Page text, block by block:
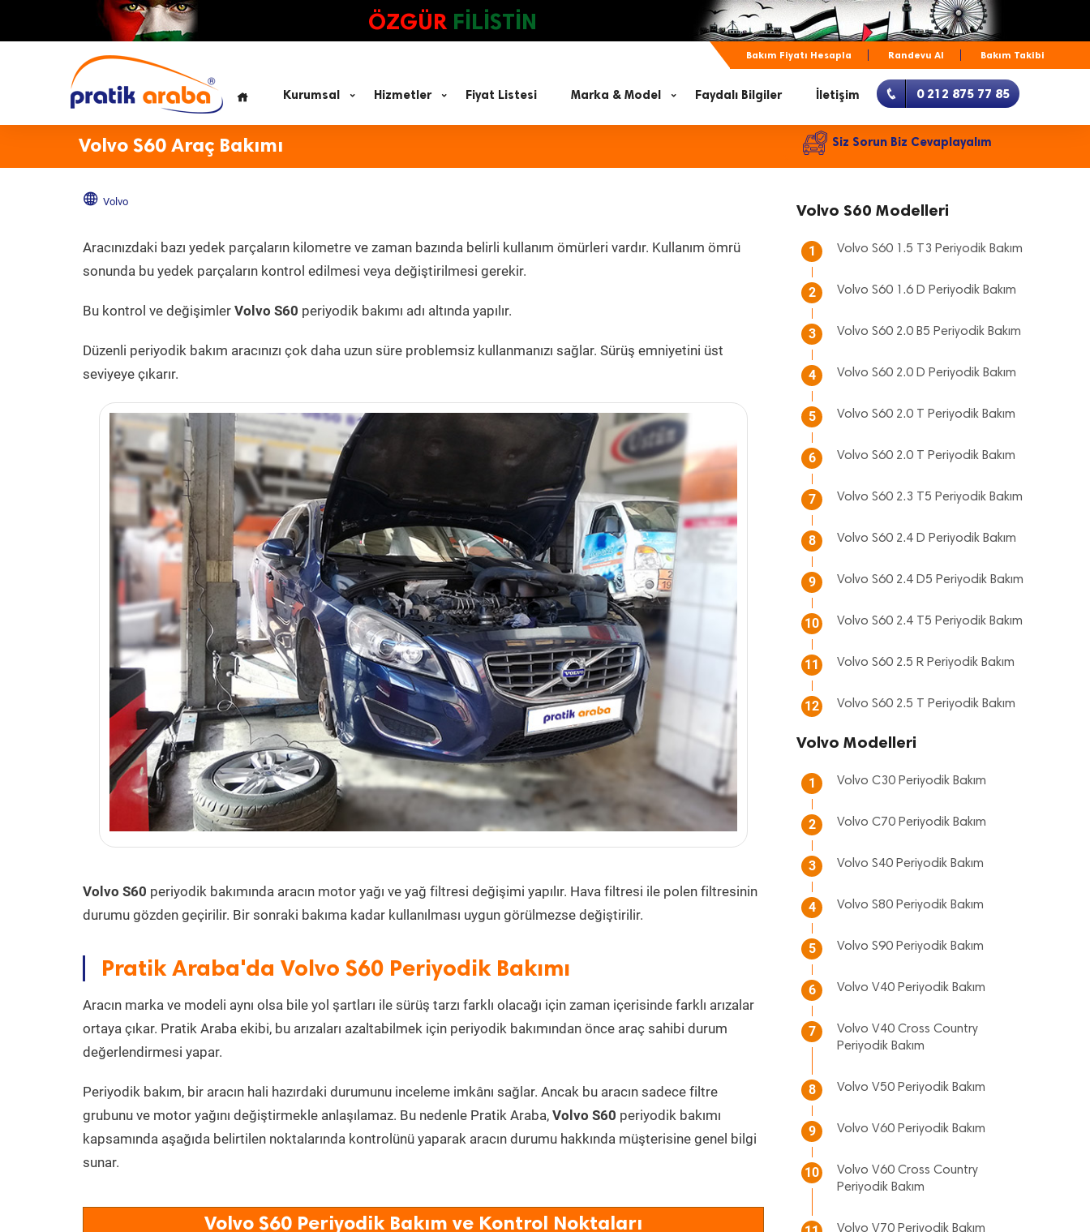
ÖZGÜR FİLİSTİN
Bakım Fiyatı Hesapla Randevu Al Bakım Takibi
Kurumsal Hizmetler Fiyat Listesi Marka & Model Faydalı Bilgiler İletişim 0 212 875 77 85
Volvo S60 Araç Bakımı Siz Sorun Biz Cevaplayalım
Volvo
Aracınızdaki bazı yedek parçaların kilometre ve zaman bazında belirli kullanım ömürleri vardır. Kullanım ömrü
sonunda bu yedek parçaların kontrol edilmesi veya değiştirilmesi gerekir.
Bu kontrol ve değişimler Volvo S60 periyodik bakımı adı altında yapılır.
Düzenli periyodik bakım aracınızı çok daha uzun süre problemsiz kullanmanızı sağlar. Sürüş emniyetini üst
seviyeye çıkarır.
Volvo S60 periyodik bakımında aracın motor yağı ve yağ filtresi değişimi yapılır. Hava filtresi ile polen filtresinin
durumu gözden geçirilir. Bir sonraki bakıma kadar kullanılması uygun görülmezse değiştirilir.
Pratik Araba'da Volvo S60 Periyodik Bakımı
Aracın marka ve modeli aynı olsa bile yol şartları ile sürüş tarzı farklı olacağı için zaman içerisinde farklı arızalar
ortaya çıkar. Pratik Araba ekibi, bu arızaları azaltabilmek için periyodik bakımından önce araç sahibi durum
değerlendirmesi yapar.
Periyodik bakım, bir aracın hali hazırdaki durumunu inceleme imkânı sağlar. Ancak bu aracın sadece filtre
grubunu ve motor yağını değiştirmekle anlaşılamaz. Bu nedenle Pratik Araba, Volvo S60 periyodik bakımı
kapsamında aşağıda belirtilen noktalarında kontrolünü yaparak aracın durumu hakkında müşterisine genel bilgi
sunar.
Volvo S60 Periyodik Bakım ve Kontrol Noktaları
Volvo S60 Modelleri
1 Volvo S60 1.5 T3 Periyodik Bakım
2 Volvo S60 1.6 D Periyodik Bakım
3 Volvo S60 2.0 B5 Periyodik Bakım
4 Volvo S60 2.0 D Periyodik Bakım
5 Volvo S60 2.0 T Periyodik Bakım
6 Volvo S60 2.0 T Periyodik Bakım
7 Volvo S60 2.3 T5 Periyodik Bakım
8 Volvo S60 2.4 D Periyodik Bakım
9 Volvo S60 2.4 D5 Periyodik Bakım
10 Volvo S60 2.4 T5 Periyodik Bakım
11 Volvo S60 2.5 R Periyodik Bakım
12 Volvo S60 2.5 T Periyodik Bakım
Volvo Modelleri
1 Volvo C30 Periyodik Bakım
2 Volvo C70 Periyodik Bakım
3 Volvo S40 Periyodik Bakım
4 Volvo S80 Periyodik Bakım
5 Volvo S90 Periyodik Bakım
6 Volvo V40 Periyodik Bakım
7
Volvo V40 Cross Country
Periyodik Bakım
8 Volvo V50 Periyodik Bakım
9 Volvo V60 Periyodik Bakım
10
Volvo V60 Cross Country
Periyodik Bakım
Volvo V70 Periyodik Bakım